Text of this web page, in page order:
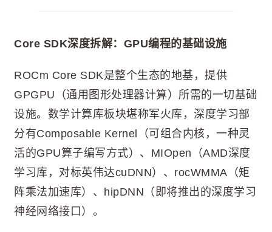
Core SDK深度拆解：GPU编程的基础设施
ROCm Core SDK是整个生态的地基，提供
GPGPU（通用图形处理器计算）所需的一切基础
设施。数学计算库板块堪称军火库，深度学习部
分有Composable Kernel（可组合内核，一种灵
活的GPU算子编写方式）、MIOpen（AMD深度
学习库，对标英伟达cuDNN）、rocWMMA（矩
阵乘法加速库）、hipDNN（即将推出的深度学习
神经网络接口）。